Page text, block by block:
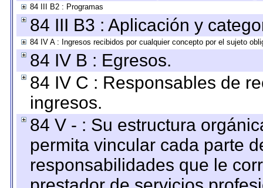
84 III B2 : Programas
84 III B3 : Aplicación y
84 IV A : Ingresos recibidos por cualquier concepto por el sujeto
84 IV B : Egresos.
84 IV C : Responsables de
ingresos.
84 V - : Su estructura
permita vincular cada parte
responsabilidades que le